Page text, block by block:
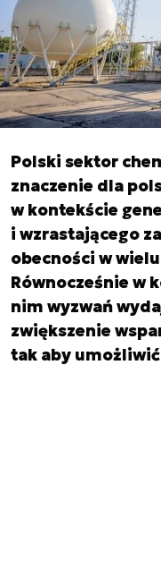
Polski sektor
znaczenie dla
w kontekście
i wzrastającego
obecności w
Równocześnie w
nim wyzwań
zwiększenie
tak aby